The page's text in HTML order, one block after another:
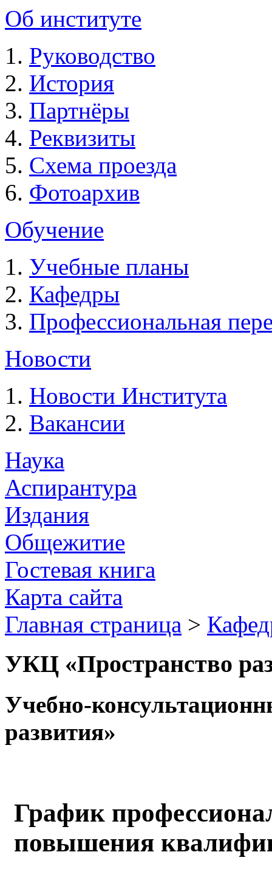
Об институте
Руководство
История
Партнёры
Реквизиты
Схема проезда
Фотоархив
Обучение
Учебные планы
Кафедры
Профессиональная
Новости
Новости Института
Вакансии
Наука
Аспирантура
Издания
Общежитие
Гостевая книга
Карта сайта
Главная страница >
УКЦ «Пространство
Учебно-
развития»
График
повышения